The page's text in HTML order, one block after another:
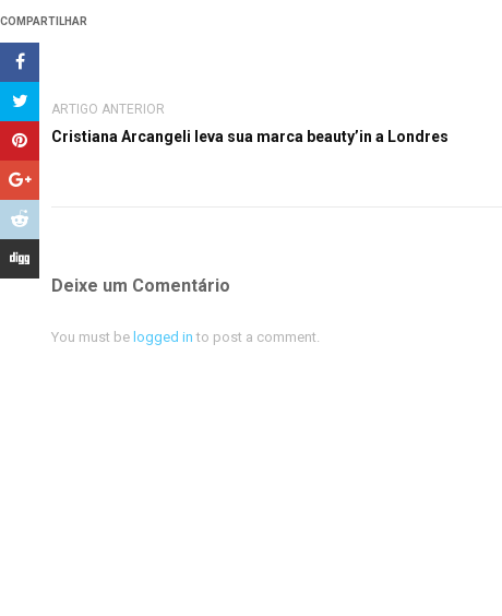
COMPARTILHAR
ARTIGO ANTERIOR
Cristiana Arcangeli leva sua marca beauty’in a Londres
Deixe um Comentário
You must be logged in to post a comment.